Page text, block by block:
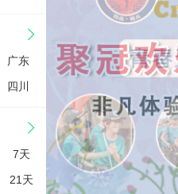
广东
四川
7天
21天